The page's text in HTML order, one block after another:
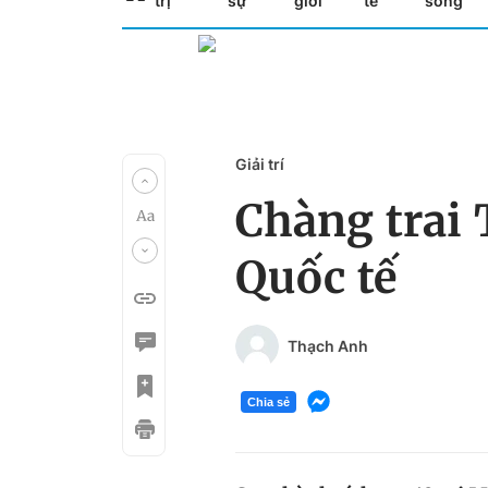
Giải trí
Chàng trai
Quốc tế
Thạch Anh
Chia sẻ